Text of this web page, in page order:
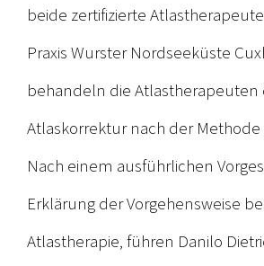
beide zertifizierte
Praxis Wurster Nordseeküste
behandeln die Atlastherapeuten
Atlaskorrektur nach der Methode
Nach einem ausführlichen
Erklärung der Vorgehensweise
Atlastherapie, führen Danilo